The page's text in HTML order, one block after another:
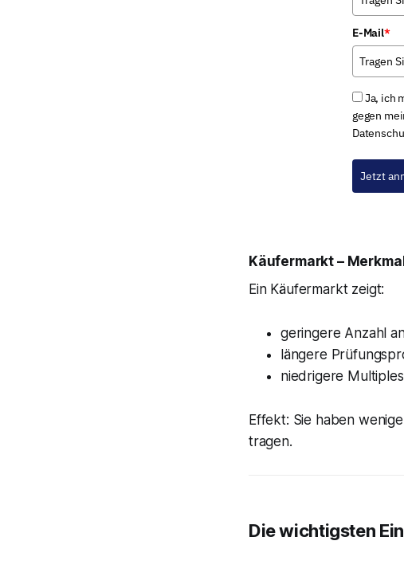
E-Mail*
Ja, ich
gegen
Jetzt
Käufermarkt –
Ein Käufermarkt zeigt:
geringere Anzahl
längere
niedrigere
Effekt: Sie haben
tragen.
Die wichtigsten